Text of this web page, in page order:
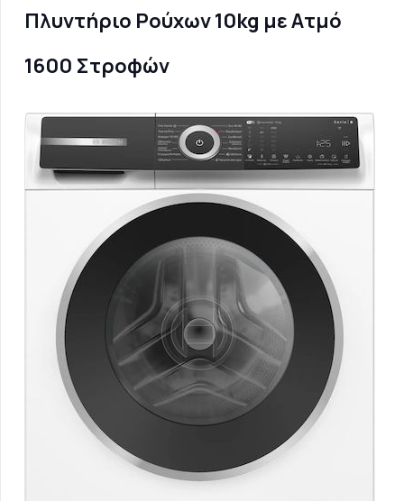
ποσότητα
Πλυντήριο Ρούχων 10kg με Ατμό
1600 Στροφών